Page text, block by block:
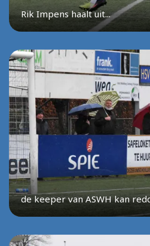
Rik Impens haalt uit...
de keeper van ASWH kan